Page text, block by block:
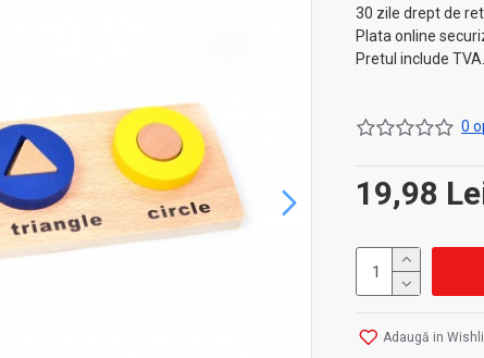
30 zile drept de
Plata online
Pretul include TVA.
0
19,98
Adaugă in